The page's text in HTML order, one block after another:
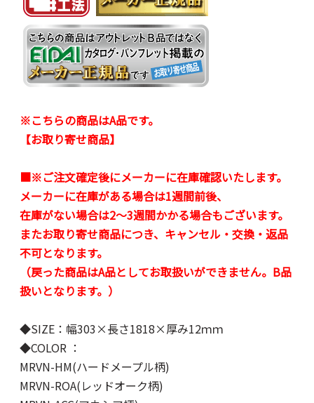
※こちらの商品はA品です。
【お取り寄せ商品】
■※ご注文確定後にメーカーに在庫確認いたします。
メーカーに在庫がある場合は1週間前後、
在庫がない場合は2～3週間かかる場合もございます。
またお取り寄せ商品につき、キャンセル・交換・返品
不可となります。
（戻った商品はA品としてお取扱いができません。B品
扱いとなります。）
◆SIZE：幅303×長さ1818×厚み12ｍｍ
◆COLOR ：
MRVN-HM(ハードメープル柄)
MRVN-ROA(レッドオーク柄)